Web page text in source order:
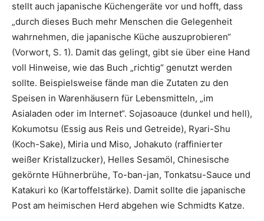
stellt auch japanische Küchengeräte vor und hofft, dass
„durch dieses Buch mehr Menschen die Gelegenheit
wahrnehmen, die japanische Küche auszuprobieren“
(Vorwort, S. 1). Damit das gelingt, gibt sie über eine Hand
voll Hinweise, wie das Buch „richtig“ genutzt werden
sollte. Beispielsweise fände man die Zutaten zu den
Speisen in Warenhäusern für Lebensmitteln, „im
Asialaden oder im Internet“. Sojasoauce (dunkel und hell),
Kokumotsu (Essig aus Reis und Getreide), Ryari-Shu
(Koch-Sake), Miria und Miso, Johakuto (raffinierter
weißer Kristallzucker), Helles Sesamöl, Chinesische
gekörnte Hühnerbrühe, To-ban-jan, Tonkatsu-Sauce und
Katakuri ko (Kartoffelstärke). Damit sollte die japanische
Post am heimischen Herd abgehen wie Schmidts Katze.